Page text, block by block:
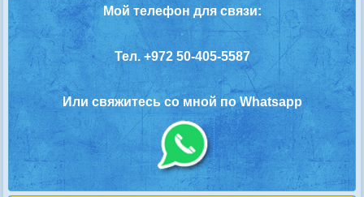
Мой телефон для связи:
Тел. +972 50-405-5587
Или свяжитесь со мной по Whatsapp